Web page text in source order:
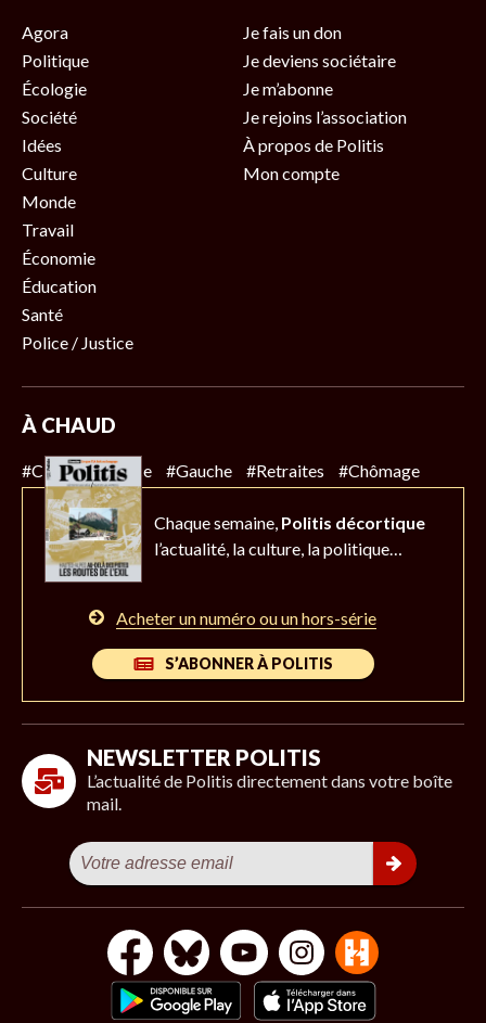
Agora
Politique
Écologie
Société
Idées
Culture
Monde
Travail
Économie
Éducation
Santé
Police / Justice
Je fais un don
Je deviens sociétaire
Je m’abonne
Je rejoins l’association
À propos de Politis
Mon compte
À CHAUD
#Climat #Police #Gauche #Retraites #Chômage
Chaque semaine, Politis décortique
l’actualité, la culture, la politique…
Acheter un numéro ou un hors-série
S’ABONNER À POLITIS
NEWSLETTER POLITIS
L’actualité de Politis directement dans votre boîte
mail.